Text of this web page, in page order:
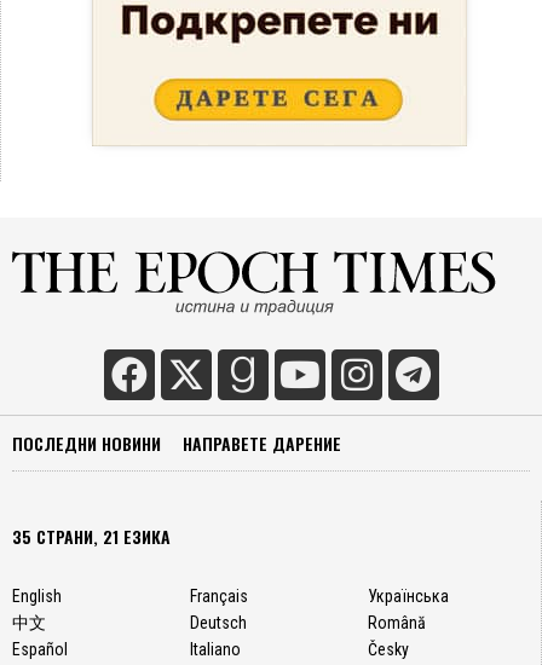
ПОСЛЕДНИ НОВИНИ НАПРАВЕТЕ ДАРЕНИЕ
35 СТРАНИ, 21 ЕЗИКА
English
中文
Español
Français
Deutsch
Italiano
Українська
Română
Česky